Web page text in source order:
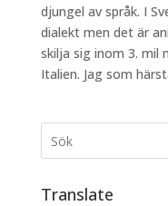
djungel av språk. I
dialekt men det är
skilja sig inom 3. mil
Italien. Jag som
Translate